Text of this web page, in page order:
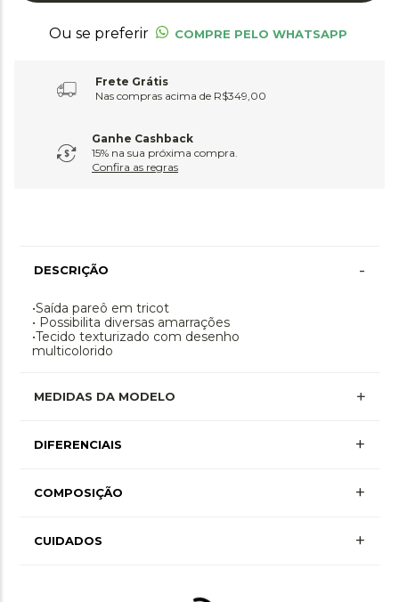
Ou se preferir COMPRE PELO WHATSAPP
Frete Grátis
Nas compras acima de R$349,00
Ganhe Cashback
15% na sua próxima compra.
Confira as regras
DESCRIÇÃO -
•Saída pareô em tricot
• Possibilita diversas amarrações
•Tecido texturizado com desenho
multicolorido
MEDIDAS DA MODELO
DIFERENCIAIS +
COMPOSIÇÃO +
Poliester 100%
CUIDADOS +